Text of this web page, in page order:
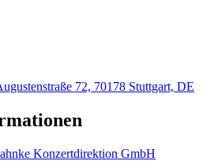
72, 70178 Stuttgart, DE
Konzertdirektion GmbH